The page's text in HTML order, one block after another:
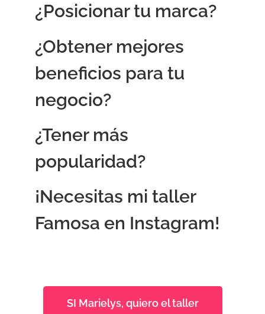
¿Posicionar tu marca?
¿Obtener mejores
beneficios para tu
negocio?
¿Tener más
popularidad?
¡Necesitas mi taller
Famosa en Instagram!
SI Marielys, quiero el taller